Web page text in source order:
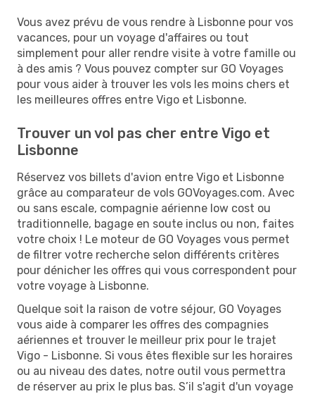
Vous avez prévu de vous rendre à Lisbonne pour vos
vacances, pour un voyage d'affaires ou tout
simplement pour aller rendre visite à votre famille ou
à des amis ? Vous pouvez compter sur GO Voyages
pour vous aider à trouver les vols les moins chers et
les meilleures offres entre Vigo et Lisbonne.
Trouver un vol pas cher entre Vigo et
Lisbonne
Réservez vos billets d'avion entre Vigo et Lisbonne
grâce au comparateur de vols GOVoyages.com. Avec
ou sans escale, compagnie aérienne low cost ou
traditionnelle, bagage en soute inclus ou non, faites
votre choix ! Le moteur de GO Voyages vous permet
de filtrer votre recherche selon différents critères
pour dénicher les offres qui vous correspondent pour
votre voyage à Lisbonne.
Quelque soit la raison de votre séjour, GO Voyages
vous aide à comparer les offres des compagnies
aériennes et trouver le meilleur prix pour le trajet
Vigo - Lisbonne. Si vous êtes flexible sur les horaires
ou au niveau des dates, notre outil vous permettra
de réserver au prix le plus bas. S’il s'agit d'un voyage